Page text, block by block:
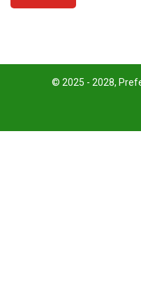
© 2025 - 2028,